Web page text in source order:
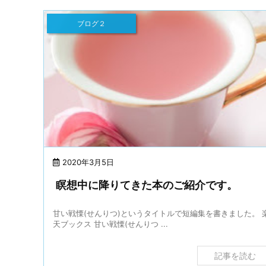
2020年3月5日
ブログ２
瞑想中に降りてきた本のご紹介です。
甘い戦慄(せんりつ)というタイトルで短編集を書きました。
天ブックス 甘い戦慄(せんりつ ...
記事を読む